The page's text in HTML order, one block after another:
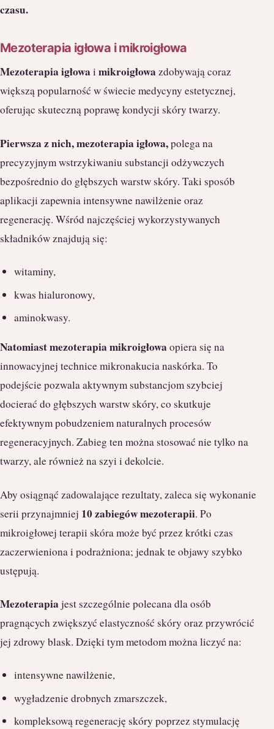
czasu.
Mezoterapia igłowa i mikroigłowa
Mezoterapia igłowa i mikroigłowa zdobywają coraz
większą popularność w świecie medycyny estetycznej,
oferując skuteczną poprawę kondycji skóry twarzy.
Pierwsza z nich, mezoterapia igłowa,polega na
precyzyjnym wstrzykiwaniu substancji odżywczych
bezpośrednio do głębszych warstw skóry. Taki sposób
aplikacji zapewnia intensywne nawilżenie oraz
regenerację. Wśród najczęściej wykorzystywanych
składników znajdują się:
witaminy,
kwas hialuronowy,
aminokwasy.
Natomiast mezoterapia mikroigłowa opiera się na
innowacyjnej technice mikronakucia naskórka. To
podejście pozwala aktywnym substancjom szybciej
docierać do głębszych warstw skóry, co skutkuje
efektywnym pobudzeniem naturalnych procesów
regeneracyjnych. Zabieg ten można stosować nie tylko na
twarzy, ale również na szyi i dekolcie.
Aby osiągnąć zadowalające rezultaty, zaleca się wykonanie
serii przynajmniej 10 zabiegów mezoterapii. Po
mikroigłowej terapii skóra może być przez krótki czas
zaczerwieniona i podrażniona; jednak te objawy szybko
ustępują.
Mezoterapia jest szczególnie polecana dla osób
pragnących zwiększyć elastyczność skóry oraz przywrócić
jej zdrowy blask. Dzięki tym metodom można liczyć na:
intensywne nawilżenie,
wygładzenie drobnych zmarszczek,
kompleksową regenerację skóry poprzez stymulację